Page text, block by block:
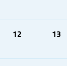
12 13